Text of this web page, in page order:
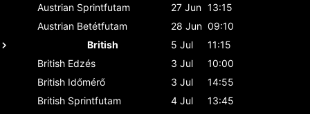
Austrian Sprintfutam 27 Jun 13:15
Austrian Betétfutam 28 Jun 09:10
British
5 Jul
11:15
British Edzés 3 Jul
10:00
British Időmérő 3 Jul
14:55
British Sprintfutam 4 Jul
13:45